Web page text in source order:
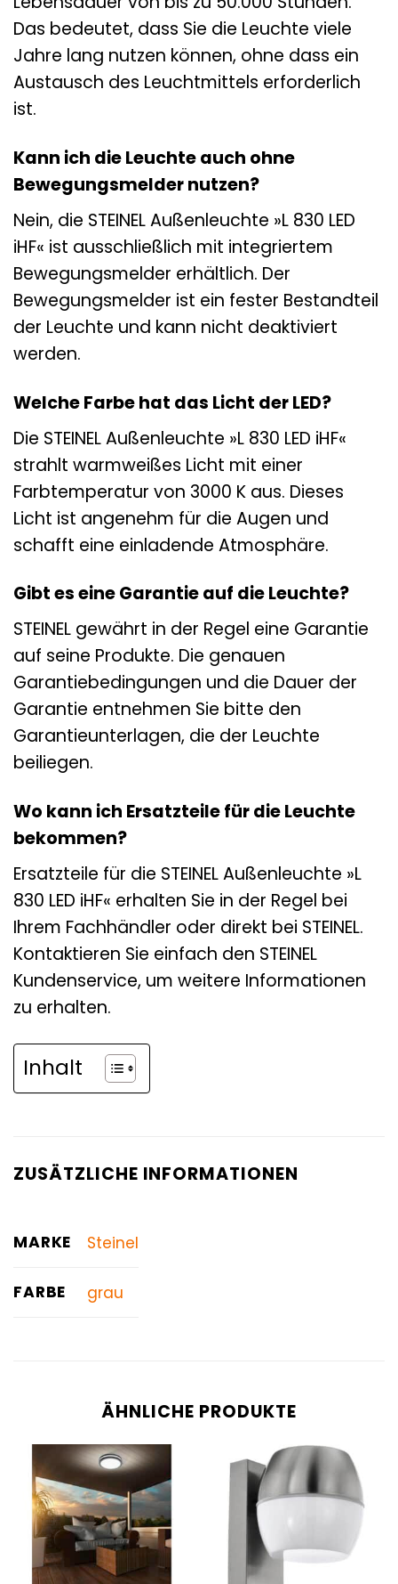
Das bedeutet, dass Sie die Leuchte viele
Jahre lang nutzen können, ohne dass ein
Austausch des Leuchtmittels erforderlich
ist.
Kann ich die Leuchte auch ohne
Bewegungsmelder nutzen?
Nein, die STEINEL Außenleuchte »L 830 LED
iHF« ist ausschließlich mit integriertem
Bewegungsmelder erhältlich. Der
Bewegungsmelder ist ein fester Bestandteil
der Leuchte und kann nicht deaktiviert
werden.
Welche Farbe hat das Licht der LED?
Die STEINEL Außenleuchte »L 830 LED iHF«
strahlt warmweißes Licht mit einer
Farbtemperatur von 3000 K aus. Dieses
Licht ist angenehm für die Augen und
schafft eine einladende Atmosphäre.
Gibt es eine Garantie auf die Leuchte?
STEINEL gewährt in der Regel eine Garantie
auf seine Produkte. Die genauen
Garantiebedingungen und die Dauer der
Garantie entnehmen Sie bitte den
Garantieunterlagen, die der Leuchte
beiliegen.
Wo kann ich Ersatzteile für die Leuchte
bekommen?
Ersatzteile für die STEINEL Außenleuchte »L
830 LED iHF« erhalten Sie in der Regel bei
Ihrem Fachhändler oder direkt bei STEINEL.
Kontaktieren Sie einfach den STEINEL
Kundenservice, um weitere Informationen
zu erhalten.
Inhalt
ZUSÄTZLICHE INFORMATIONEN
MARKE Steinel
FARBE grau
ÄHNLICHE PRODUKTE